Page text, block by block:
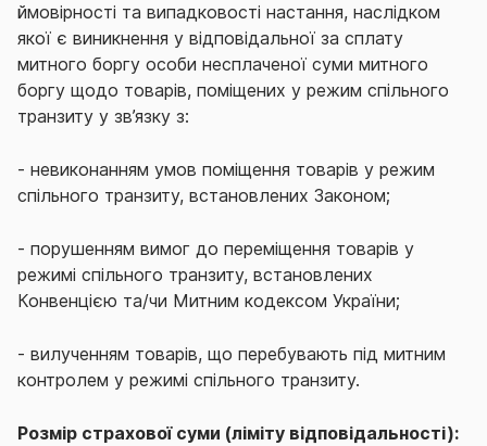
ймовірності та випадковості настання, наслідком
якої є виникнення у відповідальної за сплату
митного боргу особи несплаченої суми митного
боргу щодо товарів, поміщених у режим спільного
транзиту у зв’язку з:
- невиконанням умов поміщення товарів у режим
спільного транзиту, встановлених Законом;
- порушенням вимог до переміщення товарів у
режимі спільного транзиту, встановлених
Конвенцією та/чи Митним кодексом України;
- вилученням товарів, що перебувають під митним
контролем у режимі спільного транзиту.
Розмір страхової суми (ліміту відповідальності):